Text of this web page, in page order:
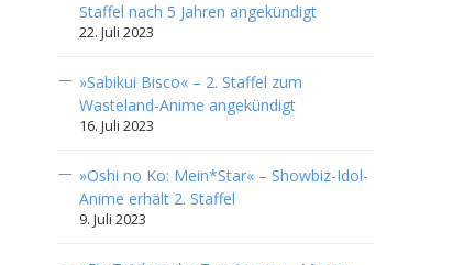
Staffel nach 5 Jahren angekündigt
22. Juli 2023
»Sabikui Bisco« – 2. Staffel zum
Wasteland-Anime angekündigt
16. Juli 2023
»Oshi no Ko: Mein*Star« – Showbiz-Idol-
Anime erhält 2. Staffel
9. Juli 2023